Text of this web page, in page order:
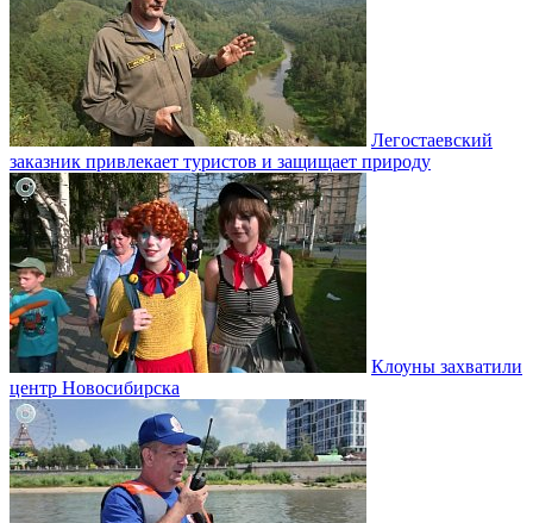
Легостаевский
заказник привлекает туристов и защищает природу
Клоуны захватили
центр Новосибирска